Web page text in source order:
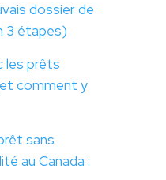
dossier de
3 étapes)
les prêts
comment y
sans
au Canada :